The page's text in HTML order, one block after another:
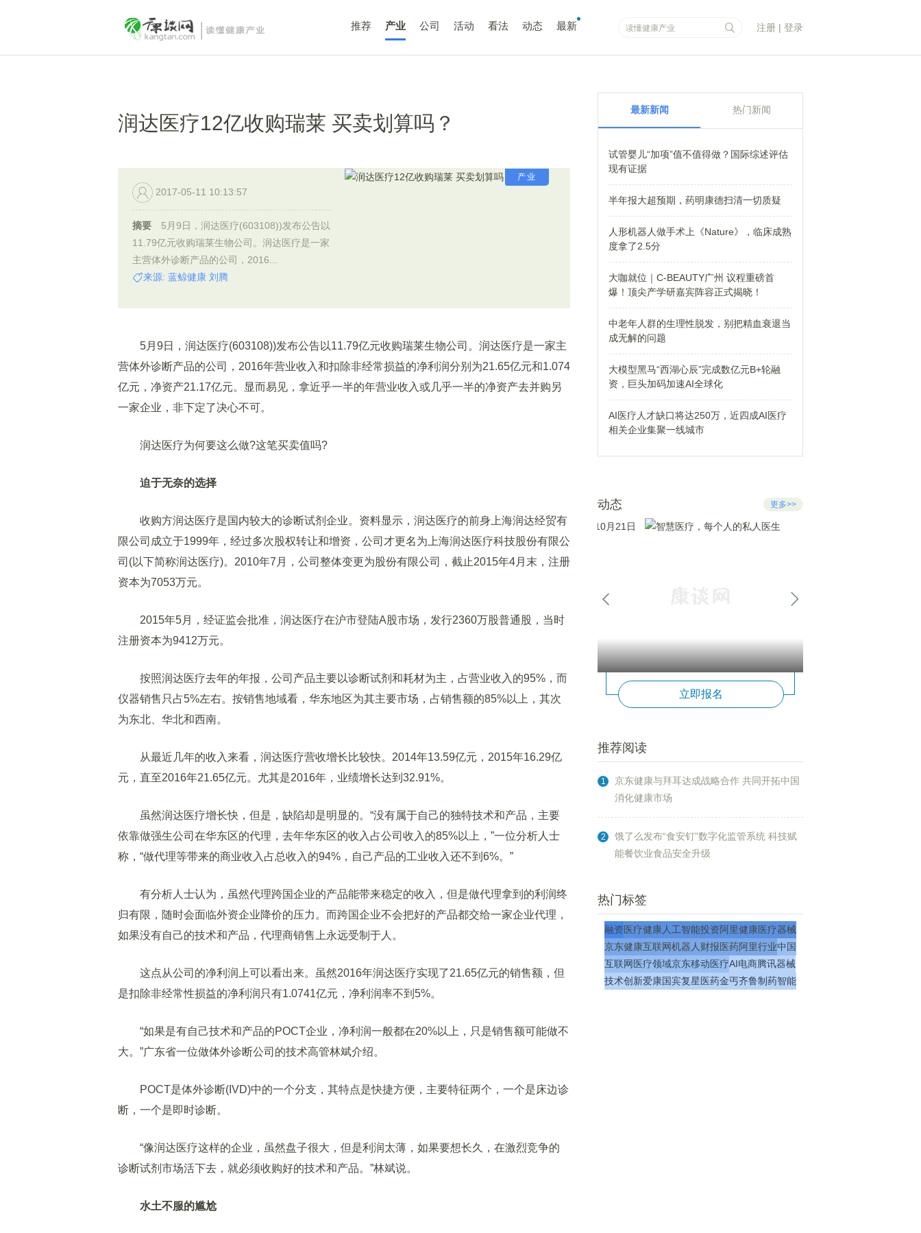
推荐 产业 公司 活动 看法 动态 最新 注册 | 登录
润达医疗12亿收购瑞莱 买卖划算吗？
产业
2017-05-11 10:13:57
摘要
5月9日，润达医疗(603108))发布公告以
11.79亿元收购瑞莱生物公司。润达医疗是一家
主营体外诊断产品的公司，2016...
来源: 蓝鲸健康 刘腾
5月9日，润达医疗(603108))发布公告以11.79亿元收购瑞莱生物公司。润达医疗是一家主
营体外诊断产品的公司，2016年营业收入和扣除非经常损益的净利润分别为21.65亿元和1.074
亿元，净资产21.17亿元。显而易见，拿近乎一半的年营业收入或几乎一半的净资产去并购另
一家企业，非下定了决心不可。
润达医疗为何要这么做?这笔买卖值吗?
迫于无奈的选择
收购方润达医疗是国内较大的诊断试剂企业。资料显示，润达医疗的前身上海润达经贸有
限公司成立于1999年，经过多次股权转让和增资，公司才更名为上海润达医疗科技股份有限公
司(以下简称润达医疗)。2010年7月，公司整体变更为股份有限公司，截止2015年4月末，注册
资本为7053万元。
2015年5月，经证监会批准，润达医疗在沪市登陆A股市场，发行2360万股普通股，当时
注册资本为9412万元。
按照润达医疗去年的年报，公司产品主要以诊断试剂和耗材为主，占营业收入的95%，而
仪器销售只占5%左右。按销售地域看，华东地区为其主要市场，占销售额的85%以上，其次
为东北、华北和西南。
从最近几年的收入来看，润达医疗营收增长比较快。2014年13.59亿元，2015年16.29亿
元，直至2016年21.65亿元。尤其是2016年，业绩增长达到32.91%。
虽然润达医疗增长快，但是，缺陷却是明显的。“没有属于自己的独特技术和产品，主要
依靠做强生公司在华东区的代理，去年华东区的收入占公司收入的85%以上，”一位分析人士
称，“做代理等带来的商业收入占总收入的94%，自己产品的工业收入还不到6%。”
有分析人士认为，虽然代理跨国企业的产品能带来稳定的收入，但是做代理拿到的利润终
归有限，随时会面临外资企业降价的压力。而跨国企业不会把好的产品都交给一家企业代理，
如果没有自己的技术和产品，代理商销售上永远受制于人。
这点从公司的净利润上可以看出来。虽然2016年润达医疗实现了21.65亿元的销售额，但
是扣除非经常性损益的净利润只有1.0741亿元，净利润率不到5%。
“如果是有自己技术和产品的POCT企业，净利润一般都在20%以上，只是销售额可能做不
大。”广东省一位做体外诊断公司的技术高管林斌介绍。
POCT是体外诊断(IVD)中的一个分支，其特点是快捷方便，主要特征两个，一个是床边诊
断，一个是即时诊断。
“像润达医疗这样的企业，虽然盘子很大，但是利润太薄，如果要想长久，在激烈竞争的
诊断试剂市场活下去，就必须收购好的技术和产品。”林斌说。
水土不服的尴尬
最新新闻 热门新闻
试管婴儿“加项”值不值得做？国际综述评估
现有证据
半年报大超预期，药明康德扫清一切质疑
人形机器人做手术上《Nature》，临床成熟
度拿了2.5分
大咖就位｜C-BEAUTY广州 议程重磅首
爆！顶尖产学研嘉宾阵容正式揭晓！
中老年人群的生理性脱发，别把精血衰退当
成无解的问题
大模型黑马“西湖心辰”完成数亿元B+轮融
资，巨头加码加速AI全球化
AI医疗人才缺口将达250万，近四成AI医疗
相关企业集聚一线城市
动态 更多>>
立即报名
推荐阅读
1
京东健康与拜耳达成战略合作 共同开拓中国
消化健康市场
2
饿了么发布“食安钉”数字化监管系统 科技赋
能餐饮业食品安全升级
热门标签
融资医疗健康人工智能投资阿里健康医疗器械
京东健康互联网机器人 财报医药阿里行业中国
互联网医疗领域京东移动医疗AI电商腾讯器械
技术创新爱康国宾复星医药金丐齐鲁制药智能